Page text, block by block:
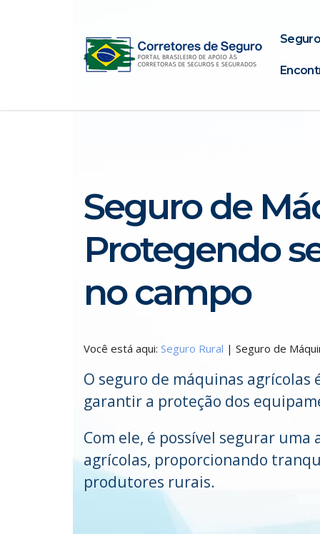
Seguro de
Protegendo
no campo
Você está aqui: Seguro Rural | Seguro de
O seguro de máquinas
garantir a proteção dos
Com ele, é possível segurar
agrícolas, proporcionando
produtores rurais.